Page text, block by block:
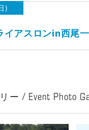
)
イアスロンin西尾
ー / Event Photo